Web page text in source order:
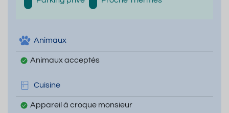
Animaux
Animaux acceptés
Cuisine
Appareil à croque monsieur